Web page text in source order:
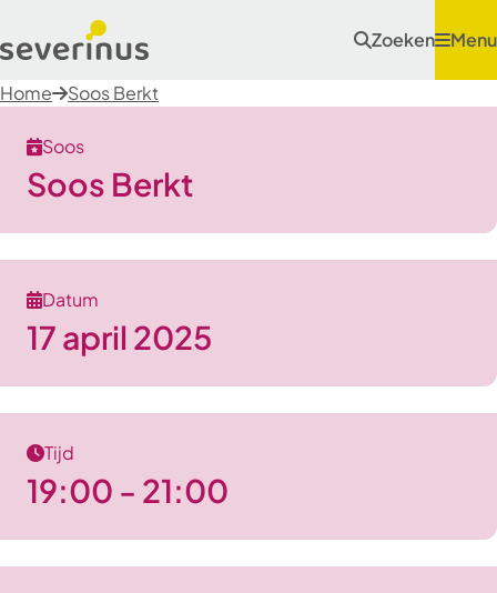
Zoeken Menu
Home Soos Berkt
Soos
Soos Berkt
Datum
17 april 2025
Tijd
19:00 - 21:00